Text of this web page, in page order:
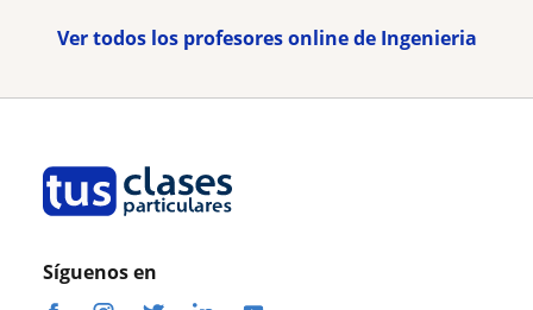
Ver todos los profesores online de Ingenieria
Síguenos en